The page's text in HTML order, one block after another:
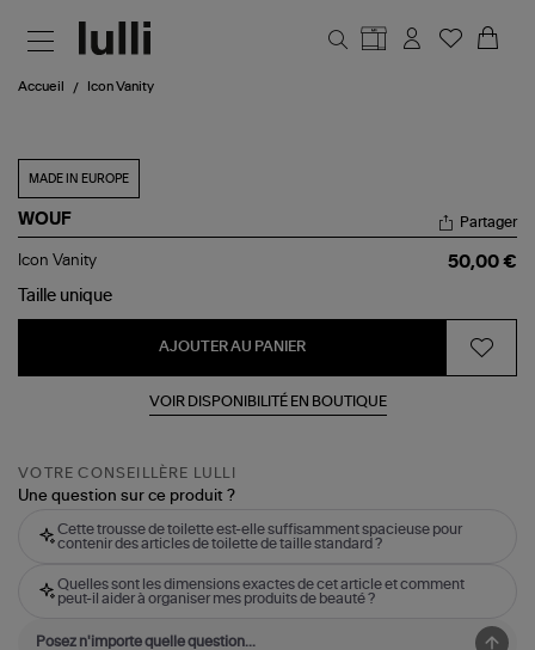
Accueil Icon Vanity
MADE IN EUROPE
WOUF
Icon
Partager
Icon Vanity
50,00 €
Taille unique
AJOUTER AU PANIER
VOIR DISPONIBILITÉ EN BOUTIQUE
VOTRE CONSEILLÈRE LULLI
Une question sur ce produit ?
Cette trousse de toilette est-elle suffisamment spacieuse pour
contenir des articles de toilette de taille standard ?
Quelles sont les dimensions exactes de cet article et comment
peut-il aider à organiser mes produits de beauté ?